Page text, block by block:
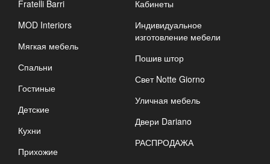
Fratelli Barri
MOD Interiors
Мягкая мебель
Спальни
Гостиные
Детские
Кухни
Прихожие
Кабинеты
Индивидуальное
изготовление мебели
Пошив штор
Свет Notte Giorno
Уличная мебель
Двери Dariano
РАСПРОДАЖА